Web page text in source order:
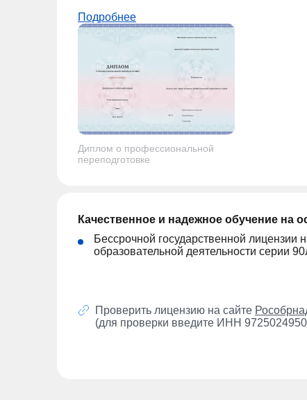
Подробнее
Диплом о профессиональной
переподготовке
Качественное и надежное обучение на
Бессрочной государственной лицензии
образовательной деятельности серии
Проверить лицензию на сайте
(для проверки введите ИНН